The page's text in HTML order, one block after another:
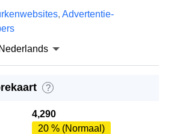
, Advertentie-
Nederlands
?
4,290
20 % (Normaal)